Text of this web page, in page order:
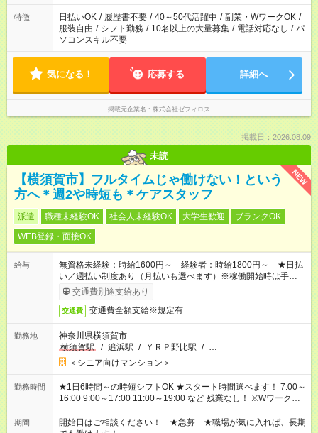
特徴 日払いOK / 履歴書不要 / 40～50代活躍中 / 副業・WワークOK /
服装自由 / シフト勤務 / 10名以上の大量募集 / 電話対応なし / パ
ソコンスキル不要
気になる！ 応募する 詳細へ
掲載元企業名 株式会社ゼフィロス
掲載日：2026.08.09
未読
NEW
【横須賀市】フルタイムじゃ働けない！という
方へ＊週2や時短も＊ケアスタッフ
派遣 職種未経験OK 社会人未経験OK 大学生歓迎
ブランクOK
WEB登録・面接OK
給与
無資格未経験：時給1600円～ 経験者：時給1800円～ ★日払
い／週払い制度あり（月払いも選べます）※稼働開始時は手続き
完了次第のお支払いとなります。
交通費別途支給あり
交通費 交通費全額支給※規定有
勤務地
神奈川県横須賀市
横須賀駅
/ 追浜駅 / ＹＲＰ野比駅 / …
＜シニア向けマンション＞
勤務時間
★1日6時間～の時短シフトOK ★スタート時間選べます！ 7:00～
16:00 9:00～17:00 11:00～19:00 など 残業なし！ ※Wワークの
場合、他のお仕事と合わせ週40時間超の就業はご案内できませ
ん ※法令に基づき、週20時間以上勤務は社会保険への加入対象
期間
開始日はご相談ください！ ★急募 ★職場が気に入れば、長期